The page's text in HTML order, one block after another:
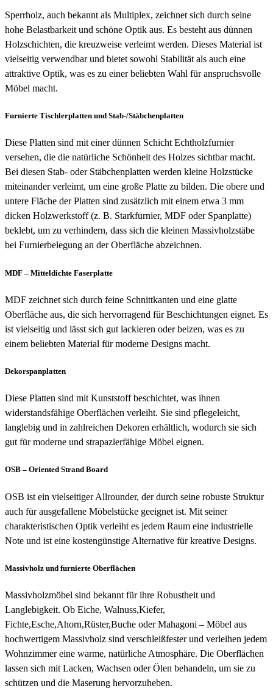
Sperrholz, auch bekannt als Multiplex, zeichnet sich durch seine
hohe Belastbarkeit und schöne Optik aus. Es besteht aus dünnen
Holzschichten, die kreuzweise verleimt werden. Dieses Material ist
vielseitig verwendbar und bietet sowohl Stabilität als auch eine
attraktive Optik, was es zu einer beliebten Wahl für anspruchsvolle
Möbel macht.
Furnierte Tischlerplatten und Stab-/Stäbchenplatten
Diese Platten sind mit einer dünnen Schicht Echtholzfurnier
versehen, die die natürliche Schönheit des Holzes sichtbar macht.
Bei diesen Stab- oder Stäbchenplatten werden kleine Holzstücke
miteinander verleimt, um eine große Platte zu bilden. Die obere und
untere Fläche der Platten sind zusätzlich mit einem etwa 3 mm
dicken Holzwerkstoff (z. B. Starkfurnier, MDF oder Spanplatte)
beklebt, um zu verhindern, dass sich die kleinen Massivholzstäbe
bei Furnierbelegung an der Oberfläche abzeichnen.
MDF – Mitteldichte Faserplatte
MDF zeichnet sich durch feine Schnittkanten und eine glatte
Oberfläche aus, die sich hervorragend für Beschichtungen eignet. Es
ist vielseitig und lässt sich gut lackieren oder beizen, was es zu
einem beliebten Material für moderne Designs macht.
Dekorspanplatten
Diese Platten sind mit Kunststoff beschichtet, was ihnen
widerstandsfähige Oberflächen verleiht. Sie sind pflegeleicht,
langlebig und in zahlreichen Dekoren erhältlich, wodurch sie sich
gut für moderne und strapazierfähige Möbel eignen.
OSB – Oriented Strand Board
OSB ist ein vielseitiger Allrounder, der durch seine robuste Struktur
auch für ausgefallene Möbelstücke geeignet ist. Mit seiner
charakteristischen Optik verleiht es jedem Raum eine industrielle
Note und ist eine kostengünstige Alternative für kreative Designs.
Massivholz und furnierte Oberflächen
Massivholzmöbel sind bekannt für ihre Robustheit und
Langlebigkeit. Ob Eiche, Walnuss,Kiefer,
Fichte,Esche,Ahorn,Rüster,Buche oder Mahagoni – Möbel aus
hochwertigem Massivholz sind verschleißfester und verleihen jedem
Wohnzimmer eine warme, natürliche Atmosphäre. Die Oberflächen
lassen sich mit Lacken, Wachsen oder Ölen behandeln, um sie zu
schützen und die Maserung hervorzuheben.